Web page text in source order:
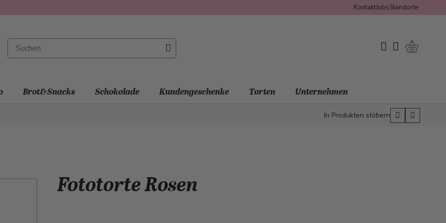
KontaktJobsStandorte
My Wishlist
Mein Konto
Brot&Snacks Schokolade Kundengeschenke Torten Unternehmen
In Produkten stöbern
Fototorte Rosen